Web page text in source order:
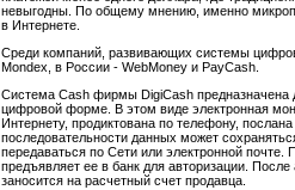
невыгодны. По общему мнению, именно
в Интернете.
Среди компаний, развивающих системы
Mondex, в России - WebMoney и PayCash.
Система Cash фирмы DigiCash предназначена
цифровой форме. В этом виде электронная
Интернету, продиктована по телефону,
последовательности данных может
передаваться по Сети или электронной
предъявляет ее в банк для авторизации.
заносится на расчетный счет продавца.